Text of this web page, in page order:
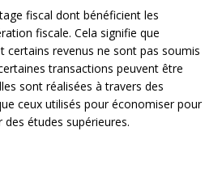
fiscal dont bénéficient les
fiscale. Cela signifie que
certains revenus ne sont pas soumis
transactions peuvent être
sont réalisées à travers des
ceux utilisés pour économiser pour
études supérieures.